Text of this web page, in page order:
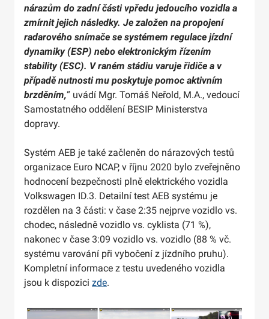
nárazům do zadní části vpředu jedoucího vozidla a
zmírnit jejich následky. Je založen na propojení
radarového snímače se systémem regulace jízdní
dynamiky (ESP) nebo elektronickým řízením
stability (ESC). V raném stádiu varuje řidiče a v
případě nutnosti mu poskytuje pomoc aktivním
brzděním,“ uvádí Mgr. Tomáš Neřold, M.A., vedoucí
Samostatného oddělení BESIP Ministerstva
dopravy.
Systém AEB je také začleněn do nárazových testů
organizace Euro NCAP, v říjnu 2020 bylo zveřejněno
hodnocení bezpečnosti plně elektrického vozidla
Volkswagen ID.3. Detailní test AEB systému je
rozdělen na 3 části: v čase 2:35 nejprve vozidlo vs.
chodec, následně vozidlo vs. cyklista (71 %),
nakonec v čase 3:09 vozidlo vs. vozidlo (88 % vč.
systému varování při vybočení z jízdního pruhu).
Kompletní informace z testu uvedeného vozidla
jsou k dispozici zde.